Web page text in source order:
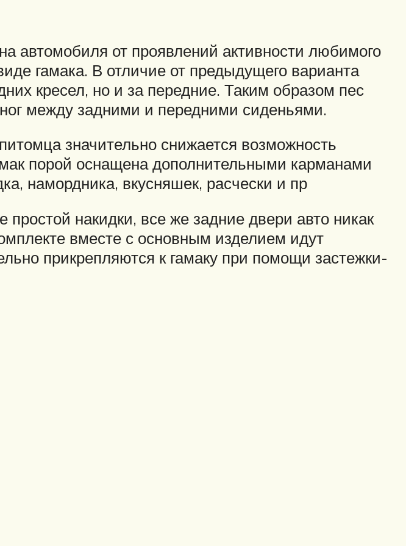
автомобиля от проявлений активности любимого
гамака. В отличие от предыдущего варианта
кресел, но и за передние. Таким образом пес
между задними и передними сиденьями.
значительно снижается возможность
порой оснащена дополнительными карманами
намордника, вкусняшек, расчески и пр
простой накидки, все же задние двери авто никак
вместе с основным изделием идут
прикрепляются к гамаку при помощи застежки-